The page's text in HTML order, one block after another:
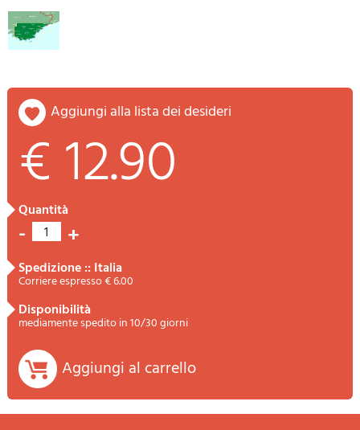
aggiungi alla lista dei desideri
€ 12.90
quantità
- 1 +
spedizione :: Italia
Corriere espresso € 6.00
disponibilità
mediamente spedito in 10/30 giorni
Aggiungi al carrello